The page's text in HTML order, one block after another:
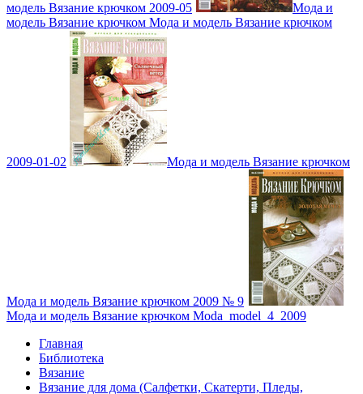
модель Вязание крючком 2009-05
Мода и
модель Вязание крючком Мода и модель Вязание крючком
2009-01-02 Мода и модель Вязание крючком
Мода и модель Вязание крючком 2009 № 9
Мода и модель Вязание крючком Moda_model_4_2009
Главная
Библиотека
Вязание
Вязание для дома (Салфетки, Скатерти, Пледы,